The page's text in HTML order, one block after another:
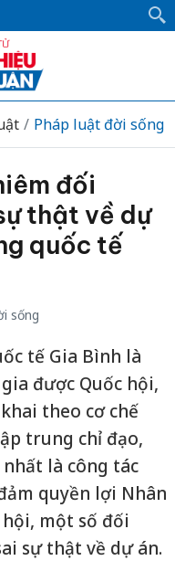
Pháp luật đời sống
đối
thật về dự
quốc tế
sống
tế Gia Bình là
được Quốc hội,
theo cơ chế
trung chỉ đạo,
là công tác
quyền lợi Nhân
một số đối
sự thật về dự án.